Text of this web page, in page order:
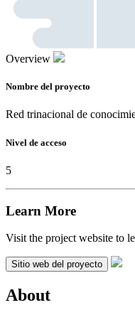
Overview
Nombre del proyecto
Red trinacional de
Nivel de acceso
5
Learn More
Visit the project website to
Sitio web del proyecto
About